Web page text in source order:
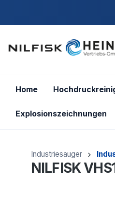
Home
Explosionszeichnungen
Industriesauger
NILFISK